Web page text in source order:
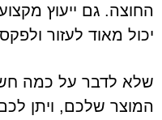
החוצה. גם ייעוץ
יכול מאוד לעזור
שלא לדבר על כמה
המוצר שלכם, ויתן